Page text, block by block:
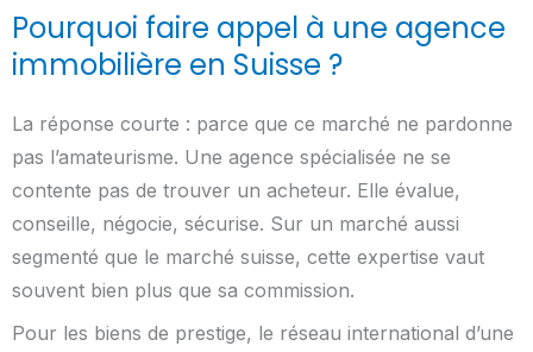
Pourquoi faire appel à une agence
immobilière en Suisse ?
La réponse courte : parce que ce marché ne pardonne
pas l’amateurisme. Une agence spécialisée ne se
contente pas de trouver un acheteur. Elle évalue,
conseille, négocie, sécurise. Sur un marché aussi
segmenté que le marché suisse, cette expertise vaut
souvent bien plus que sa commission.
Pour les biens de prestige, le réseau international d’une